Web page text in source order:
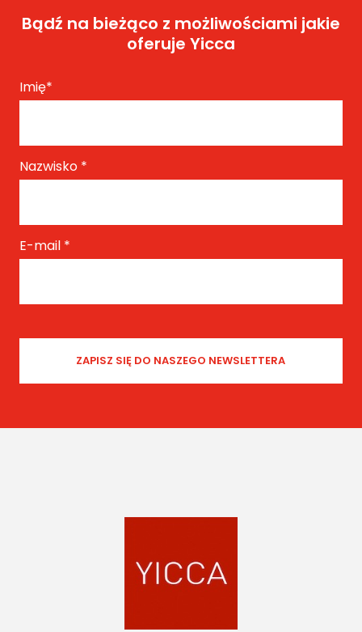
Bądź na bieżąco z możliwościami jakie
oferuje Yicca
Imię*
Nazwisko *
E-mail *